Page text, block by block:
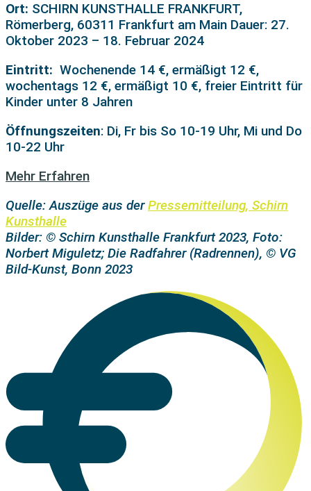
Ort: SCHIRN KUNSTHALLE FRANKFURT,
Römerberg, 60311 Frankfurt am Main Dauer: 27.
Oktober 2023 – 18. Februar 2024
Eintritt: Wochenende 14 €, ermäßigt 12 €,
wochentags 12 €, ermäßigt 10 €, freier Eintritt für
Kinder unter 8 Jahren
Öffnungszeiten: Di, Fr bis So 10-19 Uhr, Mi und Do
10-22 Uhr
Mehr Erfahren
Quelle: Auszüge aus derPressemitteilung, Schirn
Kunsthalle
Bilder: © Schirn Kunsthalle Frankfurt 2023, Foto:
Norbert Miguletz; Die Radfahrer (Radrennen), © VG
Bild-Kunst, Bonn 2023